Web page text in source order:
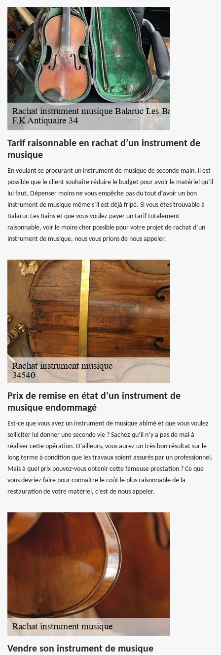
Tarif raisonnable en rachat d’un instrument de
musique
En voulant se procurant un instrument de musique de seconde main, il est
possible que le client souhaite réduire le budget pour avoir le matériel qu’il
lui faut. Dépenser moins ne vous empêche pas du tout d’avoir un bon
instrument de musique même s’il est déjà fripé. Si vous êtes trouvable à
Balaruc Les Bains et que vous voulez payer un tarif totalement
raisonnable, voir le moins cher possible pour votre projet de rachat d’un
instrument de musique, nous vous prions de nous appeler.
Prix de remise en état d’un instrument de
musique endommagé
Est-ce que vous avez un instrument de musique abîmé et que vous voulez
solliciter lui donner une seconde vie ? Sachez qu’il n’y a pas de mal à
réaliser cette opération. D’ailleurs, vous aurez un très bon résultat sur le
long terme à condition que les travaux soient assurés par un professionnel.
Mais à quel prix pouvez-vous obtenir cette fameuse prestation ? Ce que
vous devriez faire pour connaitre le coût le plus raisonnable de la
restauration de votre matériel, c’est de nous appeler.
Vendre son instrument de musique